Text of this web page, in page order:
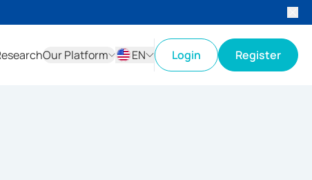
Our Platform
EN
Login Register